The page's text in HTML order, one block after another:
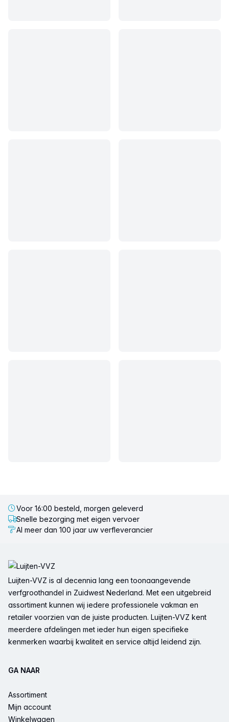
Voor 16:00 besteld, morgen geleverd
Snelle bezorging met eigen vervoer
Al meer dan 100 jaar uw verfleverancier
Luijten-VVZ is al decennia lang een toonaangevende
verfgroothandel in Zuidwest Nederland. Met een uitgebreid
assortiment kunnen wij iedere professionele vakman en
retailer voorzien van de juiste producten. Luijten-VVZ kent
meerdere afdelingen met ieder hun eigen specifieke
kenmerken waarbij kwaliteit en service altijd leidend zijn.
GA NAAR
Assortiment
Mijn account
Winkelwagen